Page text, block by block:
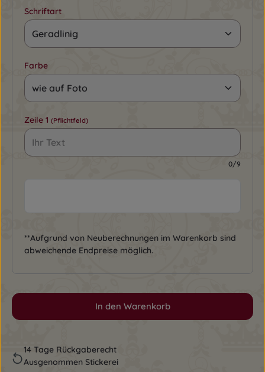
Schriftart
Farbe
Zeile 1 (Pflichtfeld)
0/9
**Aufgrund von Neuberechnungen im Warenkorb sind
abweichende Endpreise möglich.
In den Warenkorb
14 Tage Rückgaberecht
Ausgenommen Stickerei